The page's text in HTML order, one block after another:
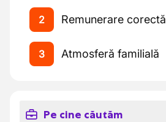
2 Remunerare corectă
3 Atmosferă familială
Pe cine căutăm